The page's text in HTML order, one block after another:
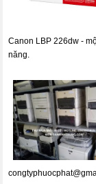
Canon LBP 226dw -
năng.